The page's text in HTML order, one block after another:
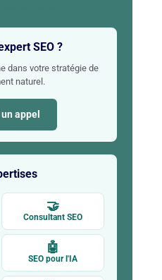
SEO ?
dans votre stratégie de
naturel.
appel
🤝
Consultant SEO
🤖
SEO pour l'IA